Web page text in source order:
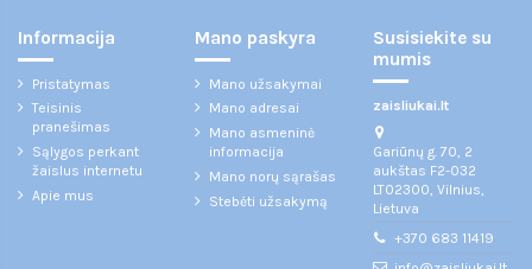
Informacija
Pristatymas
Teisinis
pranešimas
Sąlygos perkant
žaislus internetu
Apie mus
Mano paskyra
Mano užsakymai
Mano adresai
Mano asmeninė
informacija
Mano norų sąrašas
Stebėti užsakymą
Susisiekite su
mumis
zaisliukai.lt
Gariūnų g. 70, 2
aukštas F2-032
LT02300, Vilnius,
Lietuva
+370 683 11419